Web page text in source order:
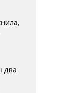
два